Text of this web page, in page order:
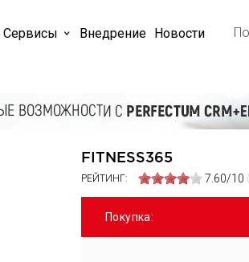
Cервисы Внедрение Новости
FITNESS365
РЕЙТИНГ: 7.60/10
Покупка: